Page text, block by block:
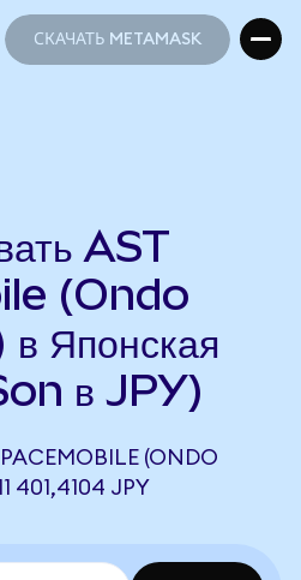
СКАЧАТЬ METAMASK
AST
(Ondo
Японская
в JPY)
(ONDO
401,4104 JPY